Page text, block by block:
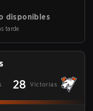
disponibles
tarde
28 Victorias